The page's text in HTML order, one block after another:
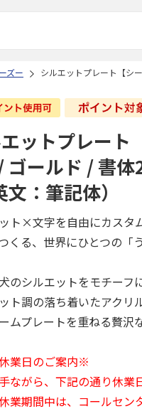
ズー シルエットプレート【シ
ットプレート
ゴールド / 書
：筆記体）
ト×文字を自由にカスタ
くる、世界にひとつの「
のシルエットをモチーフ
ト調の落ち着いたアクリ
ムプレートを重ねる贅沢
業日のご案内※
ながら、下記の通り休業
業期間中は、コールセン